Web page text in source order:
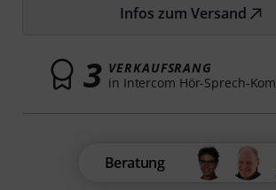
Infos zum Versand
3 VERKAUFSRANG
in Intercom Hör-Sprech-
Beratung